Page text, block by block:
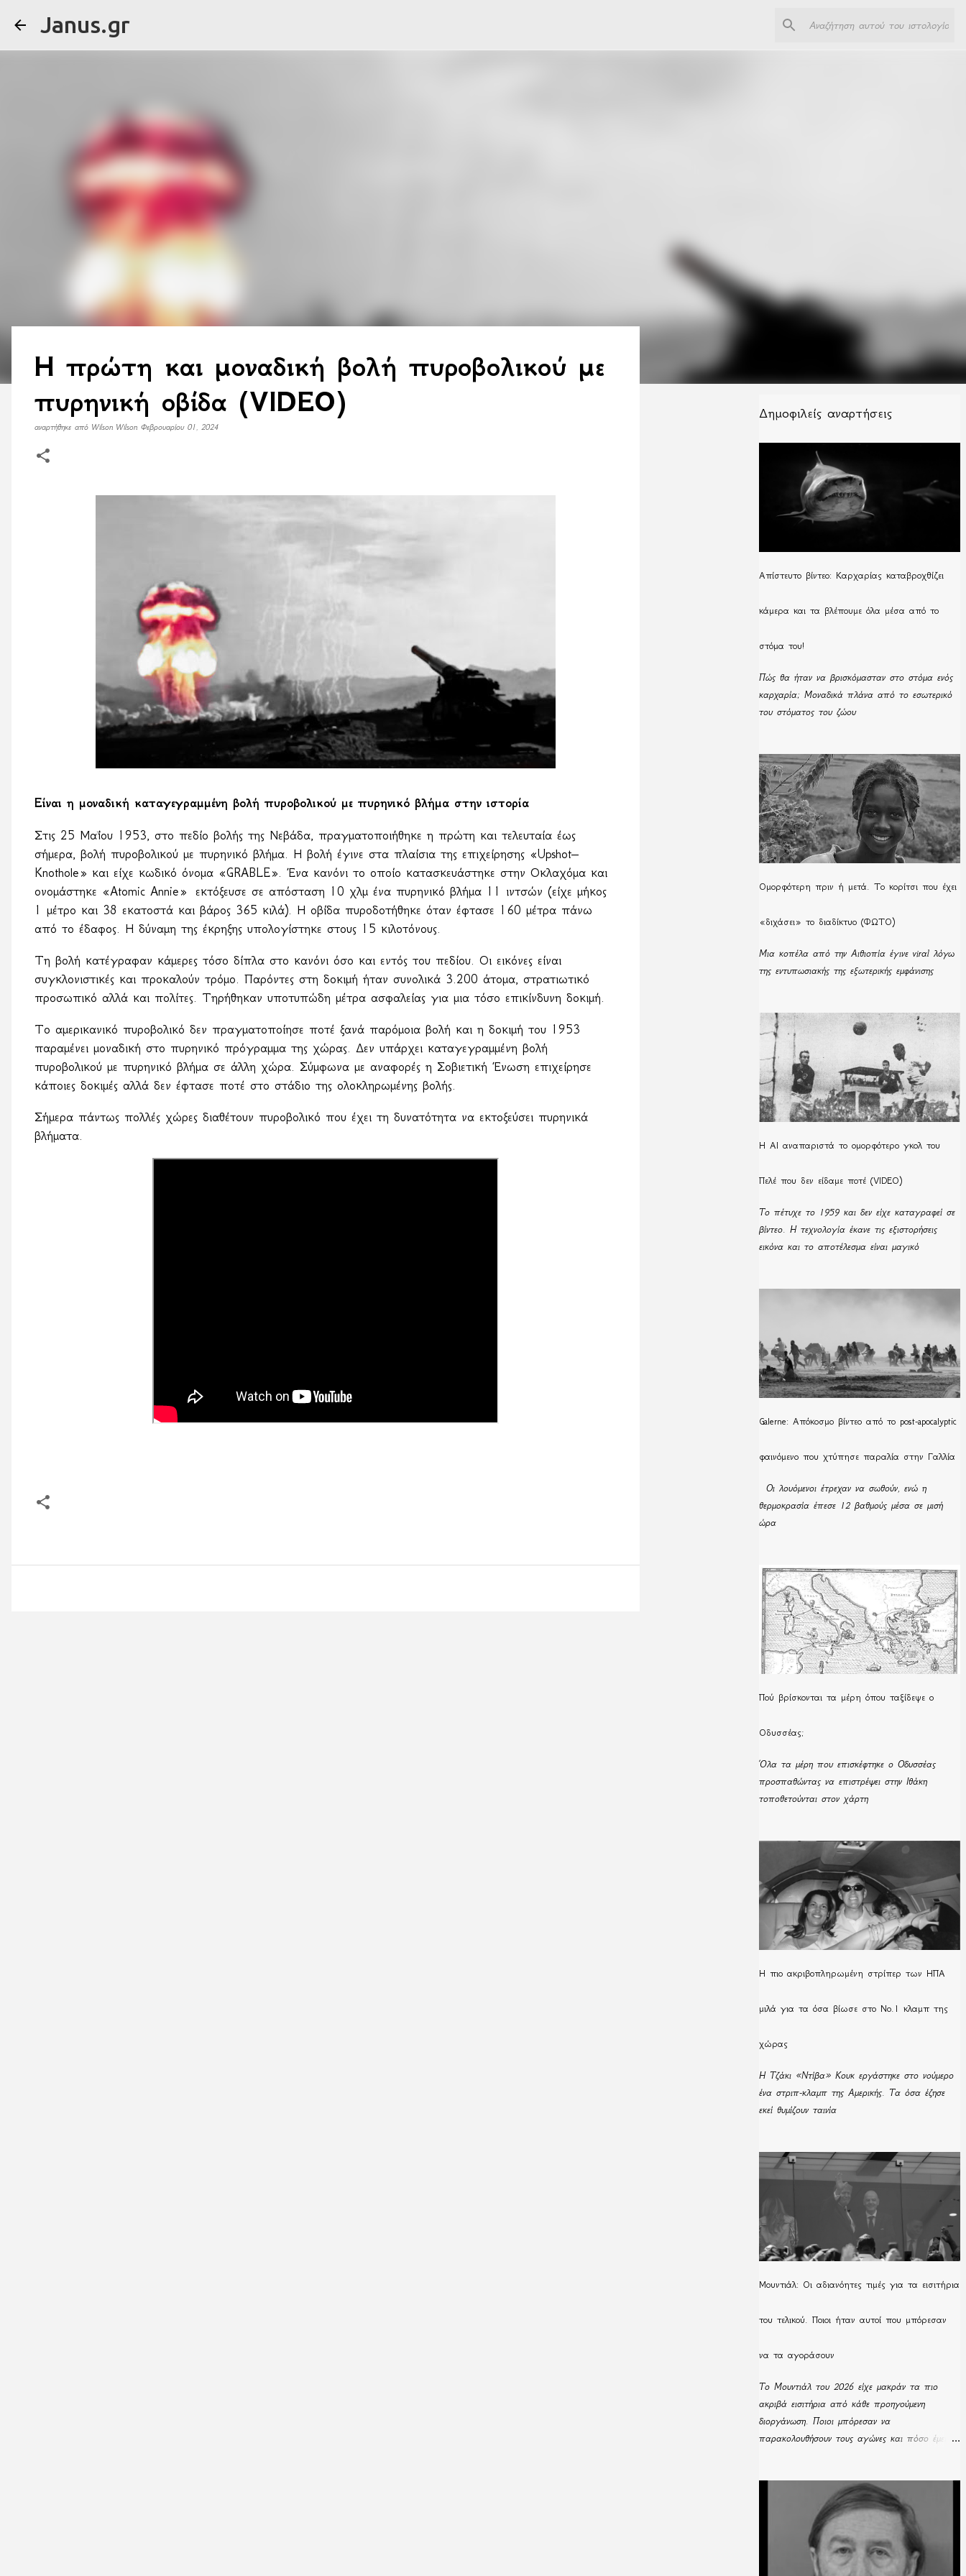
Janus.gr
H πρώτη και μοναδική βολή πυροβολικού με
πυρηνική οβίδα (VIDEO)
αναρτήθηκε από Wilson Wilson Φεβρουαρίου 01, 2024
Είναι η μοναδική καταγεγραμμένη βολή πυροβολικού με πυρηνικό βλήμα στην ιστορία
Στις 25 Μαΐου 1953, στο πεδίο βολής της Νεβάδα, πραγματοποιήθηκε η πρώτη και τελευταία έως
σήμερα, βολή πυροβολικού με πυρηνικό βλήμα. Η βολή έγινε στα πλαίσια της επιχείρησης «Upshot–
Knothole» και είχε κωδικό όνομα «GRABLE». Ένα κανόνι το οποίο κατασκευάστηκε στην Οκλαχόμα και
ονομάστηκε «Atomic Annie»
εκτόξευσε σε απόσταση 10 χλμ ένα πυρηνικό βλήμα 11 ιντσών (είχε μήκος
1 μέτρο και 38 εκατοστά και βάρος 365 κιλά). Η οβίδα πυροδοτήθηκε όταν έφτασε 160 μέτρα πάνω
από το έδαφος. Η δύναμη της έκρηξης υπολογίστηκε στους 15 κιλοτόνους.
Τη βολή κατέγραφαν κάμερες τόσο δίπλα στο κανόνι όσο και εντός του πεδίου. Οι εικόνες είναι
συγκλονιστικές και προκαλούν τρόμο. Παρόντες στη δοκιμή ήταν συνολικά 3.200 άτομα, στρατιωτικό
προσωπικό αλλά και πολίτες. Τηρήθηκαν υποτυπώδη μέτρα ασφαλείας για μια τόσο επικίνδυνη δοκιμή.
Το αμερικανικό πυροβολικό δεν πραγματοποίησε ποτέ ξανά παρόμοια βολή και η δοκιμή του 1953
παραμένει μοναδική στο πυρηνικό πρόγραμμα της χώρας. Δεν υπάρχει καταγεγραμμένη βολή
πυροβολικού με πυρηνικό βλήμα σε άλλη χώρα. Σύμφωνα με αναφορές η Σοβιετική Ένωση επιχείρησε
κάποιες δοκιμές αλλά δεν έφτασε ποτέ στο στάδιο της ολοκληρωμένης βολής.
Σήμερα πάντως πολλές χώρες διαθέτουν πυροβολικό που έχει τη δυνατότητα να εκτοξεύσει πυρηνικά
βλήματα.
Δημοφιλείς αναρτήσεις
Απίστευτο βίντεο: Καρχαρίας καταβροχθίζει
κάμερα και τα βλέπουμε όλα μέσα από το
στόμα του!
Πώς θα ήταν να βρισκόμασταν στο στόμα ενός
καρχαρία; Μοναδικά πλάνα από το εσωτερικό
του στόματος του ζώου
Ομορφότερη πριν ή μετά. Το κορίτσι που έχει
«διχάσει» το διαδίκτυο (ΦΩΤΟ)
Μια κοπέλα από την Αιθιοπία έγινε viral λόγω
της εντυπωσιακής της εξωτερικής εμφάνισης
Η ΑΙ αναπαριστά το ομορφότερο γκολ του
Πελέ που δεν είδαμε ποτέ (VIDEO)
Το πέτυχε το 1959 και δεν είχε καταγραφεί σε
βίντεο. Η τεχνολογία έκανε τις εξιστορήσεις
εικόνα και το αποτέλεσμα είναι μαγικό
Galerne: Απόκοσμο βίντεο από το post-apocalyptic
φαινόμενο που χτύπησε παραλία στην Γαλλία
Οι λουόμενοι έτρεχαν να σωθούν, ενώ η
θερμοκρασία έπεσε 12 βαθμούς μέσα σε μισή
ώρα
Πού βρίσκονται τα μέρη όπου ταξίδεψε ο
Οδυσσέας;
Όλα τα μέρη που επισκέφτηκε ο Οδυσσέας
προσπαθώντας να επιστρέψει στην Ιθάκη
τοποθετούνται στον χάρτη
H πιο ακριβοπληρωμένη στρίπερ των ΗΠΑ
μιλά για τα όσα βίωσε στο Νο.1 κλαμπ της
χώρας
Η Τζάκι «Ντίβα» Κουκ εργάστηκε στο νούμερο
ένα στριπ-κλαμπ της Αμερικής. Τα όσα έζησε
εκεί θυμίζουν ταινία
Μουντιάλ: Οι αδιανόητες τιμές για τα εισιτήρια
του τελικού. Ποιοι ήταν αυτοί που μπόρεσαν
να τα αγοράσουν
Το Μουντιάλ του 2026 είχε μακράν τα πιο
ακριβά εισιτήρια από κάθε προηγούμενη
διοργάνωση. Ποιοι μπόρεσαν να
παρακολουθήσουν τους αγώνες και πόσο έμειναν